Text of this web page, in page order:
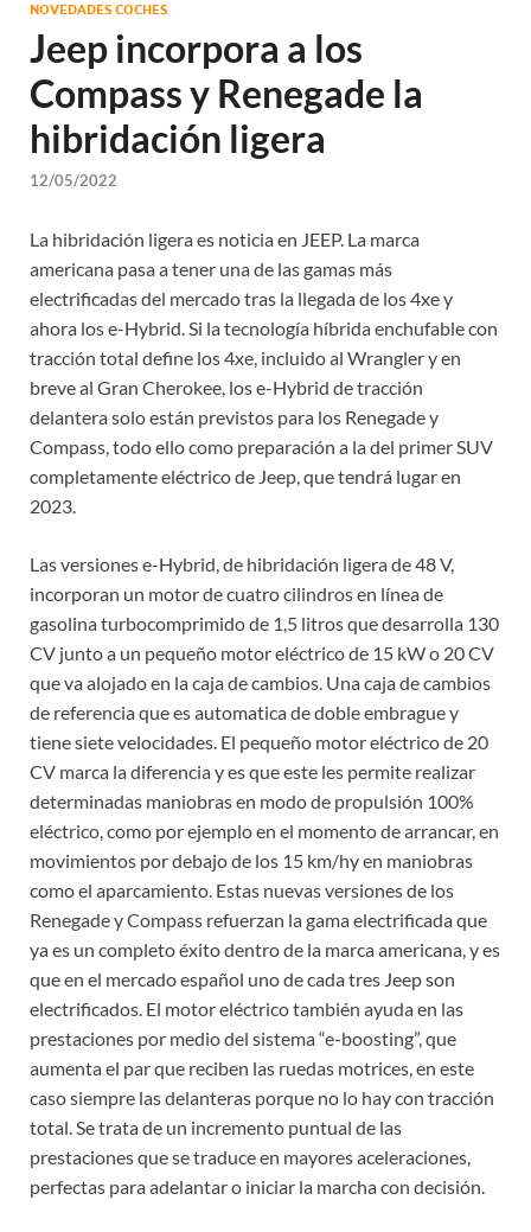
NOVEDADES COCHES
Jeep incorpora a los
Compass y Renegade la
hibridación ligera
12/05/2022
La hibridación ligera es noticia en JEEP. La marca
americana pasa a tener una de las gamas más
electrificadas del mercado tras la llegada de los 4xe y
ahora los e-Hybrid. Si la tecnología híbrida enchufable con
tracción total define los 4xe, incluido al Wrangler y en
breve al Gran Cherokee, los e-Hybrid de tracción
delantera solo están previstos para los Renegade y
Compass, todo ello como preparación a la del primer SUV
completamente eléctrico de Jeep, que tendrá lugar en
2023.
Las versiones e-Hybrid, de hibridación ligera de 48 V,
incorporan un motor de cuatro cilindros en línea de
gasolina turbocomprimido de 1,5 litros que desarrolla 130
CV junto a un pequeño motor eléctrico de 15 kW o 20 CV
que va alojado en la caja de cambios. Una caja de cambios
de referencia que es automatica de doble embrague y
tiene siete velocidades. El pequeño motor eléctrico de 20
CV marca la diferencia y es que este les permite realizar
determinadas maniobras en modo de propulsión 100%
eléctrico, como por ejemplo en el momento de arrancar, en
movimientos por debajo de los 15 km/hy en maniobras
como el aparcamiento. Estas nuevas versiones de los
Renegade y Compass refuerzan la gama electrificada que
ya es un completo éxito dentro de la marca americana, y es
que en el mercado español uno de cada tres Jeep son
electrificados. El motor eléctrico también ayuda en las
prestaciones por medio del sistema “e-boosting”, que
aumenta el par que reciben las ruedas motrices, en este
caso siempre las delanteras porque no lo hay con tracción
total. Se trata de un incremento puntual de las
prestaciones que se traduce en mayores aceleraciones,
perfectas para adelantar o iniciar la marcha con decisión.